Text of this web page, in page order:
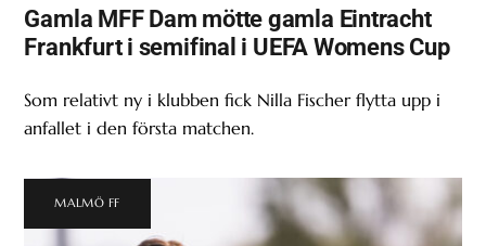
Gamla MFF Dam mötte gamla Eintracht
Frankfurt i semifinal i UEFA Womens Cup
Som relativt ny i klubben fick Nilla Fischer flytta upp i
anfallet i den första matchen.
MALMÖ FF